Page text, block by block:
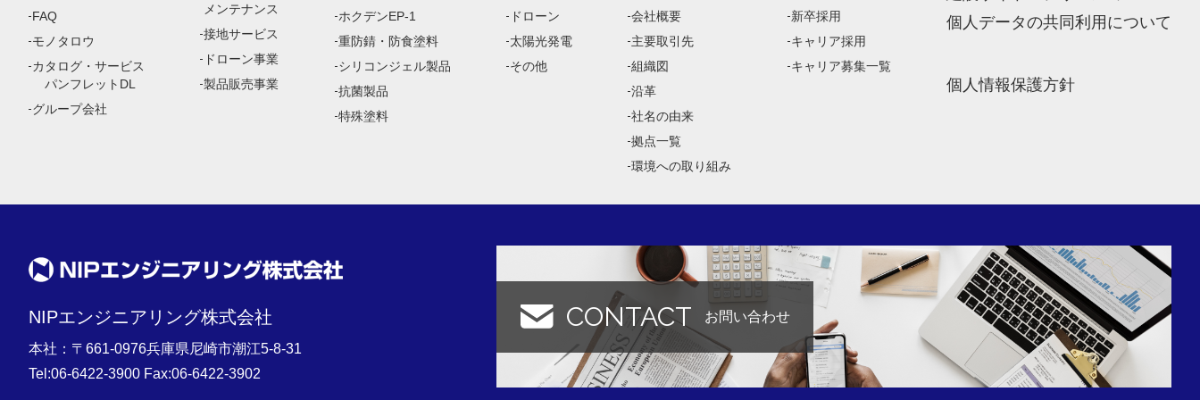
FAQ
モノタロウ
カタログ・サービス
パンフレットDL
グループ会社
メンテナンス
接地サービス
ドローン事業
製品販売事業
ホクデンEP-1
重防錆・防食塗料
シリコンジェル製品
抗菌製品
特殊塗料
ドローン
太陽光発電
その他
会社概要
主要取引先
組織図
沿革
社名の由来
拠点一覧
環境への取り組み
新卒採用
キャリア採用
キャリア募集一覧
個人データの共同利用について
個人情報保護方針
NIPエンジニアリング株式会社
本社：〒661-0976兵庫県尼崎市潮江5-8-31
Tel:06-6422-3900 Fax:06-6422-3902
CONTACT お問い合わせ